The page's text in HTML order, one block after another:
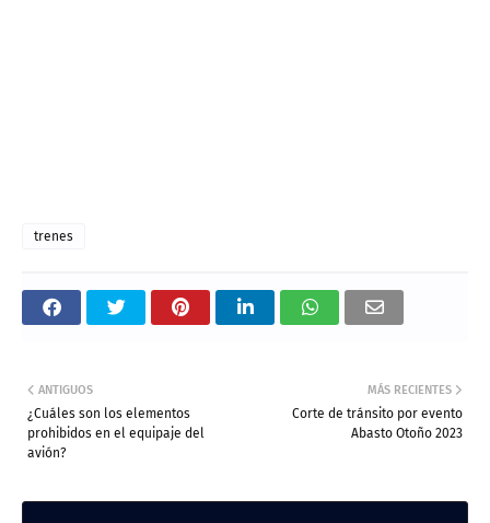
trenes
MÁS RECIENTES
Corte de tránsito por evento
Abasto Otoño 2023
ANTIGUOS
¿Cuáles son los elementos
prohibidos en el equipaje del
avión?